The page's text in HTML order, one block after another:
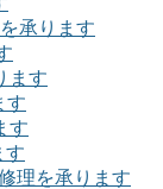
承ります
ます
す
す
す
理を承ります